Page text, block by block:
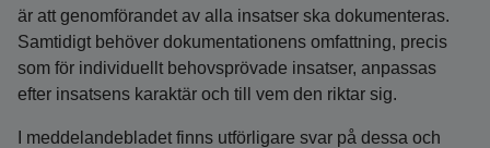
är att genomförandet av alla insatser ska dokumenteras.
Samtidigt behöver dokumentationens omfattning, precis
som för individuellt behovsprövade insatser, anpassas
efter insatsens karaktär och till vem den riktar sig.
I meddelandebladet finns utförligare svar på dessa och